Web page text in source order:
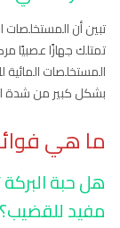
تبين أن المستخلصات
تمتلك جهازًا عصبيًا
المستخلصات
بشكل كبير من شدة
ما هي
هل حبة
مفيد للقضيب؟